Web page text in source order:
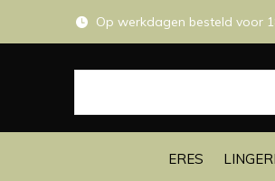
ERES
Op werkdagen besteld voor